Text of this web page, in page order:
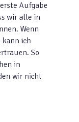
Aufgabe
wir alle in
Wenn
kann ich
So
in
wir nicht